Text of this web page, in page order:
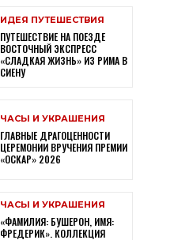
ИДЕЯ ПУТЕШЕСТВИЯ
ПУТЕШЕСТВИЕ НА ПОЕЗДЕ
ВОСТОЧНЫЙ ЭКСПРЕСС
«СЛАДКАЯ ЖИЗНЬ» ИЗ РИМА В
СИЕНУ
ЧАСЫ И УКРАШЕНИЯ
ГЛАВНЫЕ ДРАГОЦЕННОСТИ
ЦЕРЕМОНИИ ВРУЧЕНИЯ ПРЕМИИ
«ОСКАР» 2026
ЧАСЫ И УКРАШЕНИЯ
«ФАМИЛИЯ: БУШЕРОН, ИМЯ:
ФРЕДЕРИК». КОЛЛЕКЦИЯ